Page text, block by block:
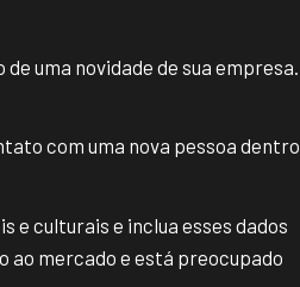
uma novidade de sua empresa.
com uma nova pessoa dentro
e culturais e inclua esses dados
ao mercado e está preocupado